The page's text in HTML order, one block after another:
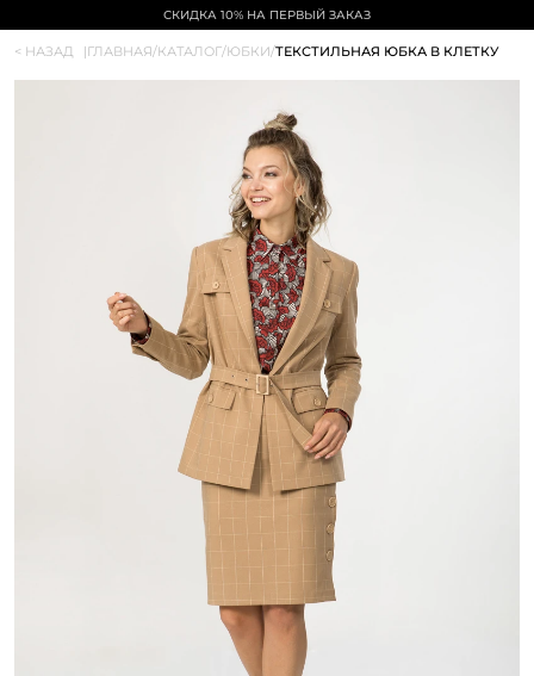
СКИДКА 10% НА ПЕРВЫЙ ЗАКАЗ
< НАЗАД |ГЛАВНАЯ/КАТАЛОГ/ЮБКИ/ТЕКСТИЛЬНАЯ ЮБКА В КЛЕТКУ